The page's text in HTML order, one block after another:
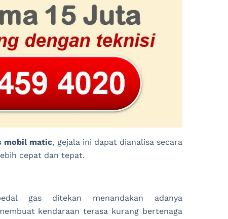
mobil matic, gejala ini dapat dianalisa secara
cepat dan tepat.
gas ditekan menandakan adanya
kendaraan terasa kurang bertenaga